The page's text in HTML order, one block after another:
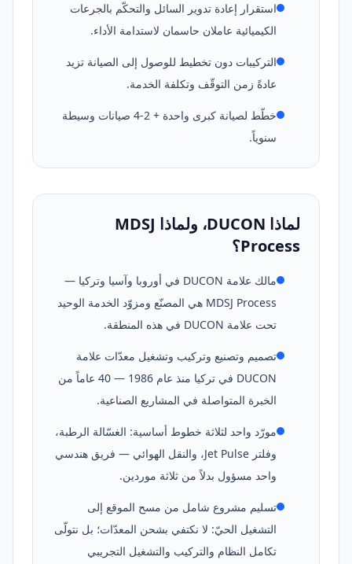
استقرار إعادة تدوير السائل والتحكّم بالجرعات
الكيميائية عاملان حاسمان لاستدامة الأداء.
التركيبات دون تخطيط للوصول إلى الصيانة تزيد
عادةً زمن التوقّف وتكلفة الخدمة.
خطّط لصيانة كبرى واحدة + 2-4 صيانات وسيطة
سنوياً.
لماذا DUCON، ولماذا MDSJ
Process؟
مالك علامة DUCON في أوروبا وآسيا وتركيا —
MDSJ Process هي المصنّع ومزوّد الخدمة الوحيد
تحت علامة DUCON في هذه المنطقة.
تصميم وتصنيع وتركيب وتشغيل معدّات علامة
DUCON في تركيا منذ عام 1986 — 40 عاماً من
الخبرة المتواصلة في المشاريع الصناعية.
مورّد واحد لثلاثة خطوط أساسية: الغسّالة الرطبة،
وفلتر Jet Pulse، والنقل الهوائي — فريق هندسي
واحد مسؤول بدلاً من ثلاثة موردين.
تسليم مشروع شامل من مسح الموقع إلى
التشغيل الحيّ: لا نكتفي بشحن المعدّات؛ بل نتولّى
تكامل النظام والتركيب والتشغيل التجريبي